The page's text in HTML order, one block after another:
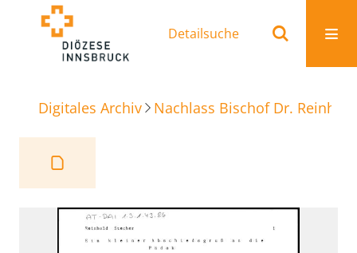
Detailsuche
Digitales Archiv Nachlass Bischof Dr.